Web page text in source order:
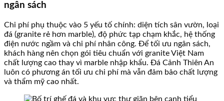
ngân sách
Chi phí phụ thuộc vào 5 yếu tố chính: diện tích sân vườn, loại
đá (granite rẻ hơn marble), độ phức tạp chạm khắc, hệ thống
điện nước ngầm và chi phí nhân công. Để tối ưu ngân sách,
khách hàng nên chọn gói tiêu chuẩn với granite Việt Nam
chất lượng cao thay vì marble nhập khẩu. Đá Cảnh Thiên An
luôn có phương án tối ưu chi phí mà vẫn đảm bảo chất lượng
và thẩm mỹ cao nhất.